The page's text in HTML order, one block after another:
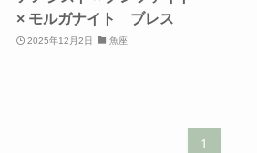
× モルガナイト ブレス
2025年12月2日 魚座
1